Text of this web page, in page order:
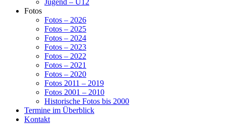
Fotos
Fotos – 2026
Fotos – 2025
Fotos – 2024
Fotos – 2023
Fotos – 2022
Fotos – 2021
Fotos – 2020
Fotos 2011 – 2019
Fotos 2001 – 2010
Historische Fotos bis 2000
Termine im Überblick
Kontakt